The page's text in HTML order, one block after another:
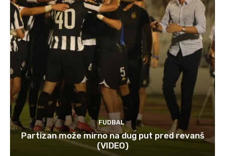
FUDBAL
Partizan može mirno na dug put pred revanš
(VIDEO)